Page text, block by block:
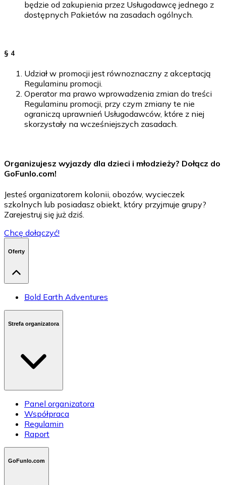
będzie od zakupienia przez Usługodawcę jednego z
dostępnych Pakietów na zasadach ogólnych.
§ 4
Udział w promocji jest równoznaczny z akceptacją
Regulaminu promocji.
Operator ma prawo wprowadzenia zmian do treści
Regulaminu promocji, przy czym zmiany te nie
ograniczą uprawnień Usługodawców, które z niej
skorzystały na wcześniejszych zasadach.
Organizujesz wyjazdy dla dzieci i młodzieży? Dołącz do
GoFunlo.com!
Jesteś organizatorem kolonii, obozów, wycieczek
szkolnych lub posiadasz obiekt, który przyjmuje grupy?
Zarejestruj się już dziś.
Chcę dołączyć!
Oferty
Bold Earth Adventures
Strefa organizatora
Panel organizatora
Współpraca
Regulamin
Raport
GoFunlo.com